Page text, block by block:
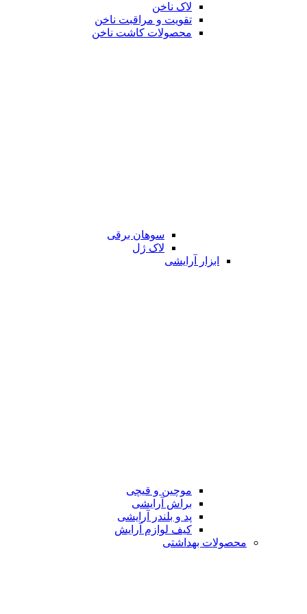
لاک ناخن
تقویت و مراقبت ناخن
محصولات کاشت ناخن
سوهان برقی
لاک ژل
ابزار آرایشی
موچین و قیچی
براش آرایشی
پد و بلندر آرایشی
کیف لوازم آرایش
محصولات بهداشتی